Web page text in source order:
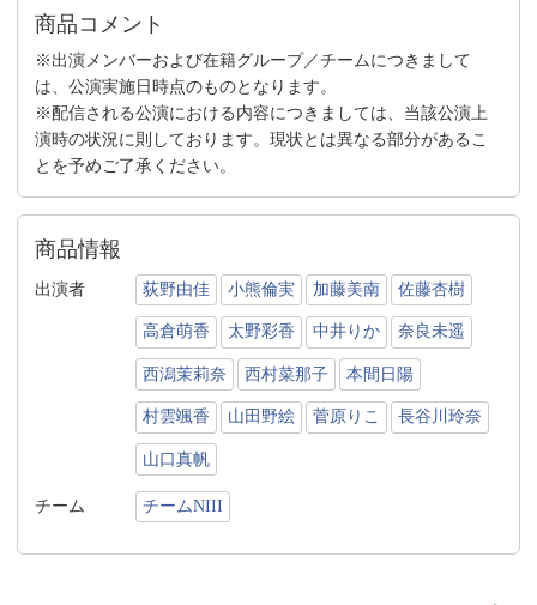
商品コメント
※出演メンバーおよび在籍グループ／チームにつきまして
は、公演実施日時点のものとなります。
※配信される公演における内容につきましては、当該公演上
演時の状況に則しております。現状とは異なる部分があるこ
とを予めご了承ください。
商品情報
出演者 荻野由佳 小熊倫実 加藤美南 佐藤杏樹
高倉萌香 太野彩香 中井りか 奈良未遥
西潟茉莉奈 西村菜那子 本間日陽
村雲颯香 山田野絵 菅原りこ 長谷川玲奈
山口真帆
チーム チームNIII